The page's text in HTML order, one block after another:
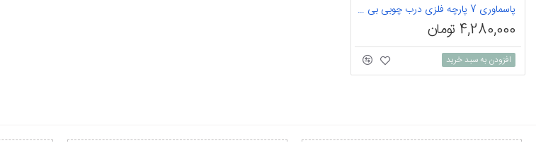
پاسماوری 7 پارچه فلزی درب چوبی بی وی کی 5595
4,280,000 تومان
افزودن به سبد خرید